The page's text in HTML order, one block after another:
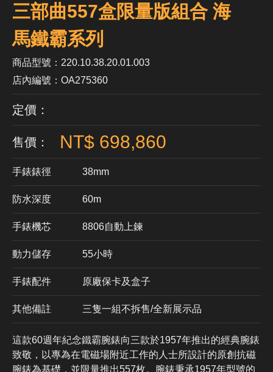
三部曲557盒限量版組合 海
馬鐵霸系列
商品型號：220.10.38.20.01.003
店內編號：OA275360
定價：
售價： NT$ 698,860
手錶錶徑 38mm
防水深度 60m
手錶機芯 ​8806自動上鍊
動力儲存 55小時
手錶配件 原廠保卡及盒子
其他備註 三隻一組不拆售/全新展示品
這款60週年紀念鐵霸腕錶向三款於1957年推出的經典腕錶
致敬，以專為在電磁場附近工作的人士所設計的原創抗磁
腕錶為基礎，並限量推出557枚。腕錶秉承1957年型號的